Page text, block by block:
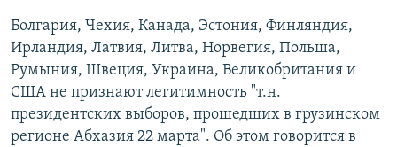
Все сайты РСЕ/РС
Болгария, Чехия, Канада, Эстония, Финляндия,
Ирландия, Латвия, Литва, Норвегия, Польша,
Румыния, Швеция, Украина, Великобритания и
США не признают легитимность "т.н.
президентских выборов, прошедших в грузинском
регионе Абхазия 22 марта". Об этом говорится в